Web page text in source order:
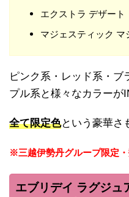
エクストラ デザート
マジェスティック マ
ピンク系・レッド系・ブ
プル系と様々なカラーが
全て限定色という豪華さ
※三越伊勢丹グループ限定・
エブリデイ ラグジュ